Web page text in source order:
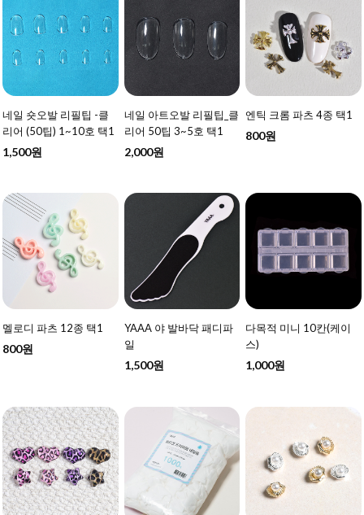
네일 숏오발 리필팁 -클
리어 (50팁) 1~10호 택1
1,500원
네일 아트오발 리필팁_클
리어 50팁 3~5호 택1
2,000원
엔틱 크롬 파츠 4종 택1
800원
멜로디 파츠 12종 택1
800원
YAAA 야 발바닥 패디파
일
1,500원
다목적 미니 10칸(케이
스)
1,000원